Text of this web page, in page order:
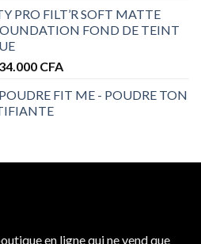
28.000 CFA
à
PRO FILT’R SOFT MATTE
FOND DE TEINT
34.000 CFA
prix :
FIT ME - POUDRE TON
en ligne qui ne vend que